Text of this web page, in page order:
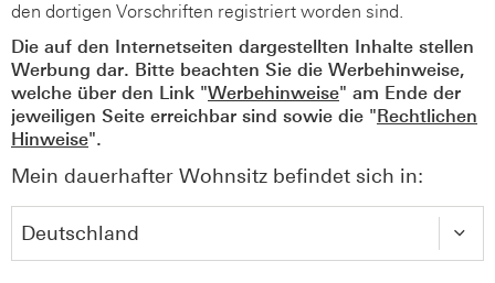
den dortigen Vorschriften registriert worden sind.
Die auf den Internetseiten dargestellten Inhalte stellen
Werbung dar. Bitte beachten Sie die Werbehinweise,
welche über den Link "Werbehinweise" am Ende der
jeweiligen Seite erreichbar sind sowie die "Rechtlichen
Hinweise".
Mein dauerhafter Wohnsitz befindet sich in: